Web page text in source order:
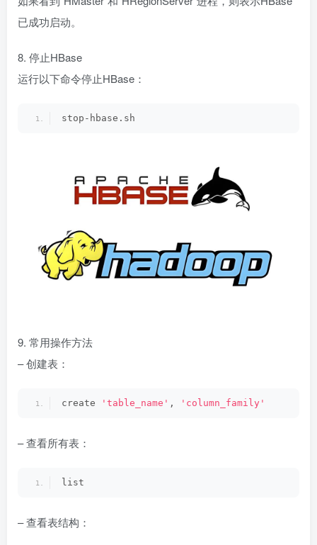
已成功启动。
8. 停止HBase
运行以下命令停止HBase：
stop-hbase.sh
9. 常用操作方法
– 创建表：
create 'table_name' , 'column_family'
– 查看所有表：
list
– 查看表结构：